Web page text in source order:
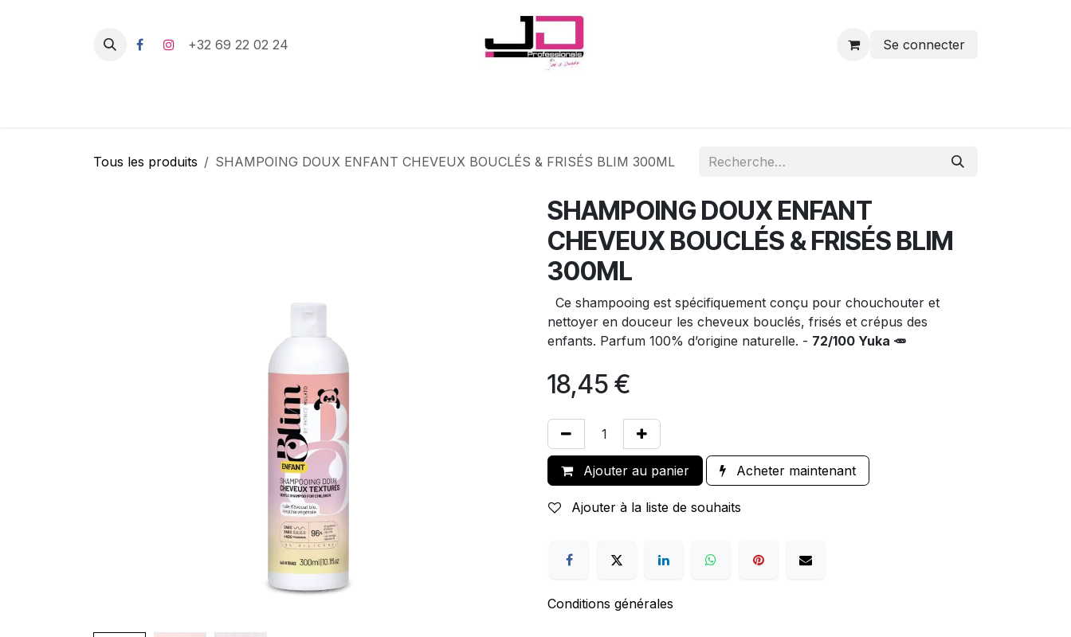
+32 69 22 02 24 Se connecter
Tous les produits SHAMPOING DOUX ENFANT CHEVEUX BOUCLÉS & FRISÉS BLIM 300ML
SHAMPOING DOUX ENFANT
CHEVEUX BOUCLÉS & FRISÉS BLIM
300ML
Ce shampooing est spécifiquement conçu pour chouchouter et
nettoyer en douceur les cheveux bouclés, frisés et crépus des
enfants. Parfum 100% d’origine naturelle. - 72/100 Yuka 🥕
18,45 €
Ajouter au panier Acheter maintenant
Ajouter à la liste de souhaits
Conditions générales